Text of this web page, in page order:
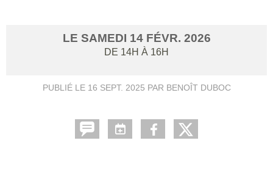
LE SAMEDI 14 FÉVR. 2026
DE 14H À 16H
PUBLIÉ LE 16 SEPT. 2025 PAR BENOÎT DUBOC